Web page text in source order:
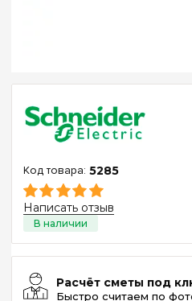
5285
Написать отзыв
Расчёт сметы под
Быстро считаем по